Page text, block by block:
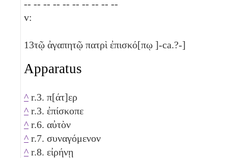
-- -- -- -- -- -- -- -- -- --
v:
13τῷ ἀγαπητῷ πατρὶ ἐπισκό[πῳ ]-ca.?-]
Apparatus
^ r.3. π[άτ]ερ
^ r.3. ἐπίσκοπε
^ r.6. αὐτὸν
^ r.7. συναγόμενον
^ r.8. εἰρήνῃ